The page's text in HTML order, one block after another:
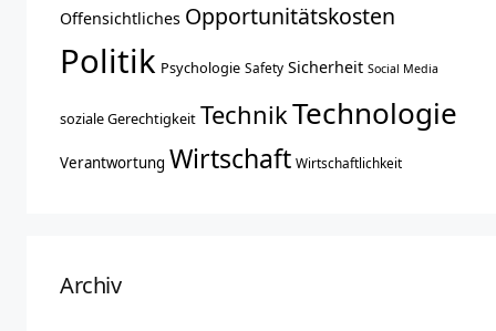
Offensichtliches Opportunitätskosten
Politik Psychologie Safety Sicherheit Social Media
soziale Gerechtigkeit TechnikTechnologie
Verantwortung Wirtschaft Wirtschaftlichkeit
Archiv